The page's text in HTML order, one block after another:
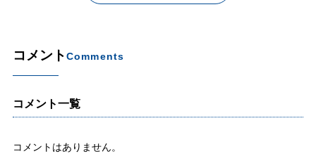
コメントComments
コメント一覧
コメントはありません。